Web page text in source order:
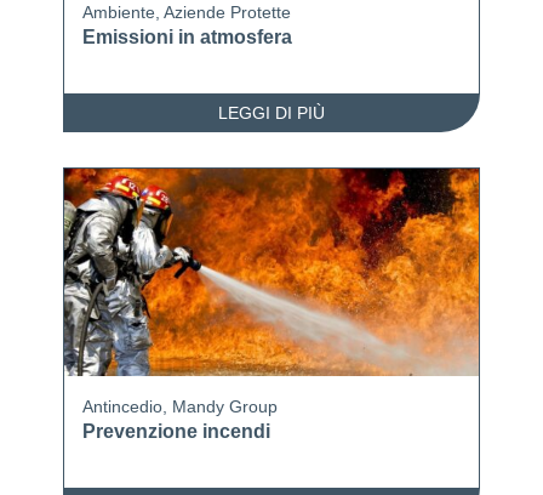
Ambiente ,Aziende Protette
Emissioni in atmosfera
LEGGI DI PIÙ
Antincedio Mandy Group
Prevenzione incendi